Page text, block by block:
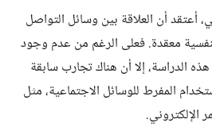
أعتقد أن العلاقة بين وسائل التواصل
معقدة. فعلى الرغم من عدم وجود
الدراسة، إلا أن هناك تجارب سابقة
المفرط للوسائل الاجتماعية، مثل
الإلكتروني.